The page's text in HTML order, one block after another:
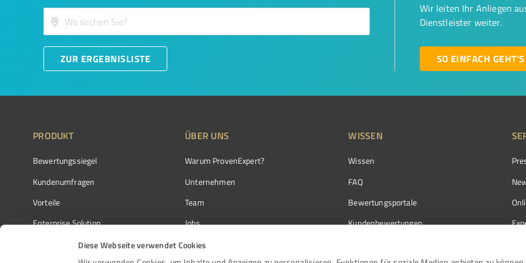
Diese Webseite verwendet Cookies
ZUR ERGEBNISLISTE
Wir leiten Ihr Anliegen
Dienstleister weiter.
SO EINFACH GEHT'S
PRODUKT
Bewertungssiegel
Kundenumfragen
Vorteile
Enterprise Solution
Partnerprogramm
ÜBER UNS
Warum ProvenExpert?
Unternehmen
Team
Jobs
Kundenstimmen
WISSEN
Wissen
FAQ
Bewertungsportale
Kundenbewertungen